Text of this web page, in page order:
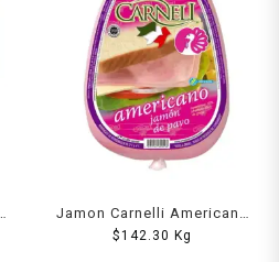
Jamon Carnelli Americano
De Pavo 1000 Grs
$142.30 Kg